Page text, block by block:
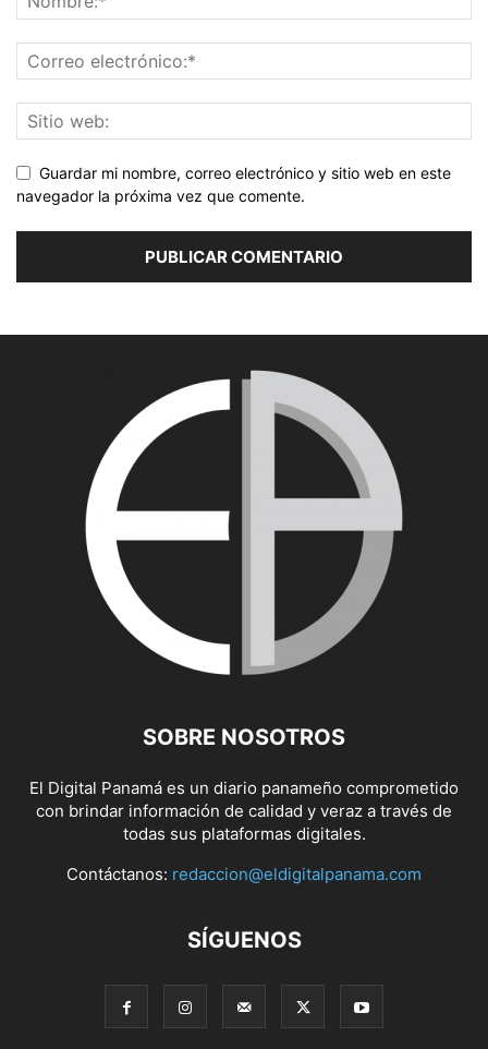
Guardar mi nombre, correo electrónico y sitio web en este
navegador la próxima vez que comente.
SOBRE NOSOTROS
El Digital Panamá es un diario panameño comprometido
con brindar información de calidad y veraz a través de
todas sus plataformas digitales.
Contáctanos: redaccion@eldigitalpanama.com
SÍGUENOS